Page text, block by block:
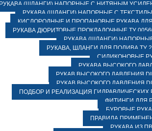
(ШЛАНГИ) НАПОРНЫЕ С НИТЯНЫМ
РУКАВА (ШЛАНГИ) НАПОРНЫЕ С
КИСЛОРОДНЫЕ И ПРОПАНОВЫЕ РУКАВА ДЛЯ
РУКАВА ДЮРИТОВЫЕ ПРОКЛАДОЧНЫЕ ТУ
РУКАВА (ШЛАНГИ) НАПОРНЫЕ
РУКАВА, ШЛАНГИ ДЛЯ ПОЛИВА ТУ
СИЛИКОНОВЫЕ
РУКАВА ВЫСОКОГО
РУКАВ ВЫСОКОГО ДАВЛЕНИЯ
РУКАВ ВЫСОКОГО ДАВЛЕНИЯ
ПОДБОР И РЕАЛИЗАЦИЯ
ФИТИНГИ ДЛЯ
БУРОВЫЕ
ПРАВИЛА
РУКАВА ИЗ